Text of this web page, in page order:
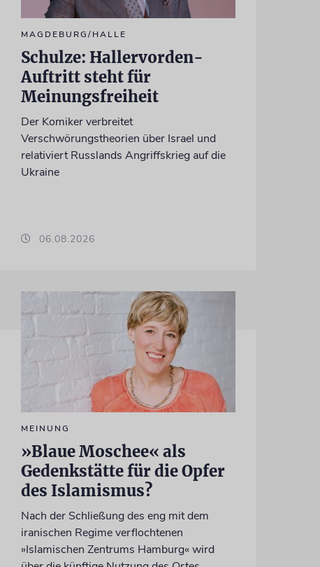
MAGDEBURG/HALLE
Schulze: Hallervorden-
Auftritt steht für
Meinungsfreiheit
Der Komiker verbreitet
Verschwörungstheorien über Israel und
relativiert Russlands Angriffskrieg auf die
Ukraine
06.08.2026
MEINUNG
»Blaue Moschee« als
Gedenkstätte für die Opfer
des Islamismus?
Nach der Schließung des eng mit dem
iranischen Regime verflochtenen
»Islamischen Zentrums Hamburg« wird